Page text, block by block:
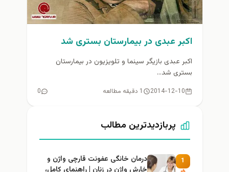
اکبر عبدی در بیمارستان بستری شد
اکبر عبدی بازیگر سینما و تلویزیون در بیمارستان
بستری شد...
2014-12-10 1 دقیقه مطالعه 0
پربازدیدترین مطالب
1
درمان خانگی عفونت قارچی واژن و
خارش واژن در زنان | راهنمای کامل،